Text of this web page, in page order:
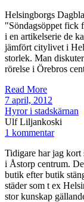
Helsingborgs
"Söndagsöppet fick
i en artikelserie de
jämfört citylivet i
storlek. Man
rörelse i Örebros
Read More
7 april, 2012
Hyror i stadskärnan
Ulf Liljankoski
1 kommentar
Tidigare har jag
i Åstorp centrum.
butik efter butik
städer som t ex
stor kunskap